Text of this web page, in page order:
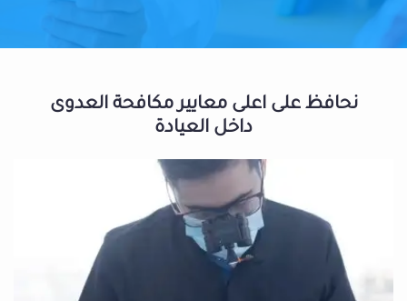
نحافظ على اعلى معايير مكافحة العدوى
داخل العيادة